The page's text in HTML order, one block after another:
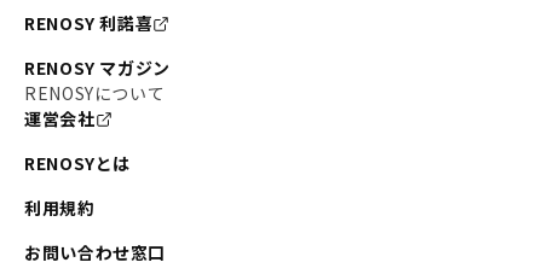
RENOSY 利諾喜
RENOSY マガジン
RENOSYについて
運営会社
RENOSYとは
利用規約
お問い合わせ窓口